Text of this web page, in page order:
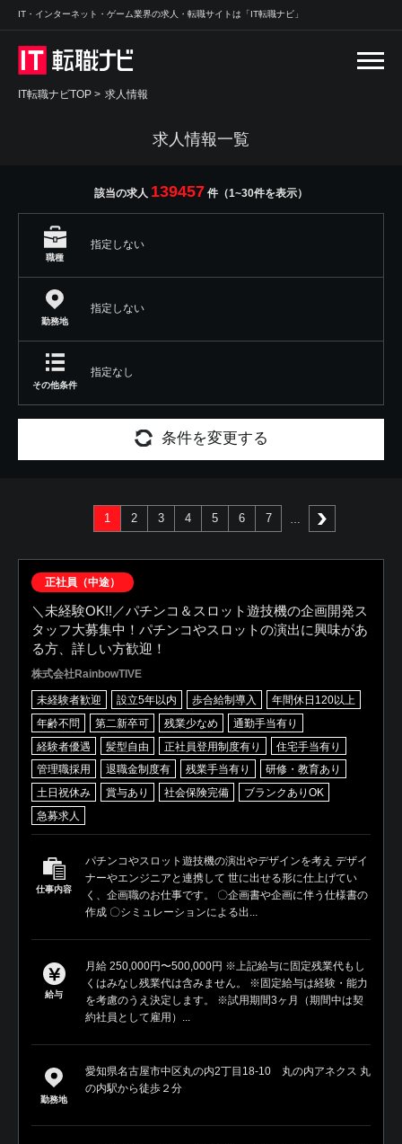
IT・インターネット・ゲーム業界の求人・転職サイトは「IT転職ナビ」
IT転職ナビTOP > 求人情報
求人情報一覧
該当の求人 139457 件（1~30件を表示）
職種
指定しない
勤務地
指定しない
その他条件
指定なし
条件を変更する
1 2 3 4 5 6 7
正社員（中途）
＼未経験OK!!／パチンコ＆スロット遊技機の企画開発ス
タッフ大募集中！パチンコやスロットの演出に興味があ
る方、詳しい方歓迎！
株式会社RainbowTIVE
未経験者歓迎 設立5年以内 歩合給制導入
年間休日120以上
年齢不問
第二新卒可 残業少なめ
通勤手当有り
経験者優遇
髪型自由 正社員登用制度有り
住宅手当有り
管理職採用
退職金制度有 残業手当有り
研修・教育あり
土日祝休み
賞与あり 社会保険完備
ブランクありOK
急募求人
仕事内容
パチンコやスロット遊技機の演出やデザインを考え デザイ
ナーやエンジニアと連携して 世に出せる形に仕上げてい
く、企画職のお仕事です。 〇企画書や企画に伴う仕様書の
作成 〇シミュレーションによる出...
給与
月給 250,000円〜500,000円 ※上記給与に固定残業代もし
くはみなし残業代は含みません。 ※固定給与は経験・能力
を考慮のうえ決定します。 ※試用期間3ヶ月（期間中は契
約社員として雇用）...
勤務地
愛知県名古屋市中区丸の内2丁目18-10 丸の内アネクス 丸
の内駅から徒歩２分